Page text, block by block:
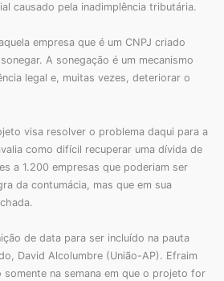
causado pela inadimplência tributária.
empresa que é um CNPJ criado
A sonegação é um mecanismo
legal e, muitas vezes, deteriorar o
visa resolver o problema daqui para a
como difícil recuperar uma dívida de
a 1.200 empresas que poderiam ser
da contumácia, mas que em sua
de data para ser incluído na pauta
David Alcolumbre (União-AP). Efraim
na semana em que o projeto for